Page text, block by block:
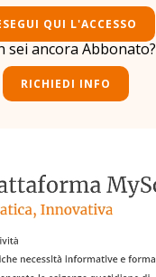
QUI L'ACCESSO
sei ancora Abbonato?
RICHIEDI INFO